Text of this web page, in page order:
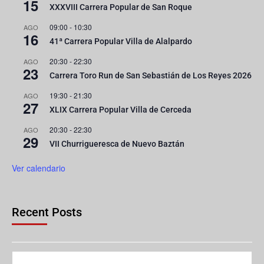
15 XXXVIII Carrera Popular de San Roque
AGO
16
09:00 - 10:30
41ª Carrera Popular Villa de Alalpardo
AGO
23
20:30 -22:30
Carrera Toro Run de San Sebastián de Los Reyes 2026
AGO
27
19:30 -21:30
XLIX Carrera Popular Villa de Cerceda
AGO
29
20:30 -22:30
VII Churrigueresca de Nuevo Baztán
Ver calendario
Recent Posts